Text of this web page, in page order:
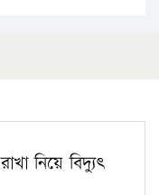
নিয়ে বিদ্যুৎ